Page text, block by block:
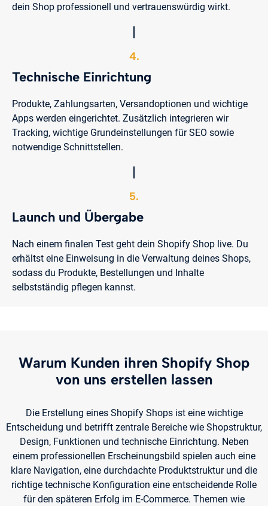
dein Shop professionell und vertrauenswürdig wirkt.
4.
Technische Einrichtung
Produkte, Zahlungsarten, Versandoptionen und wichtige
Apps werden eingerichtet. Zusätzlich integrieren wir
Tracking, wichtige Grundeinstellungen für SEO sowie
notwendige Schnittstellen.
5.
Launch und Übergabe
Nach einem finalen Test geht dein Shopify Shop live. Du
erhältst eine Einweisung in die Verwaltung deines Shops,
sodass du Produkte, Bestellungen und Inhalte
selbstständig pflegen kannst.
Warum Kunden ihren Shopify Shop
von uns erstellen lassen
Die Erstellung eines Shopify Shops ist eine wichtige
Entscheidung und betrifft zentrale Bereiche wie Shopstruktur,
Design, Funktionen und technische Einrichtung. Neben
einem professionellen Erscheinungsbild spielen auch eine
klare Navigation, eine durchdachte Produktstruktur und die
richtige technische Konfiguration eine entscheidende Rolle
für den späteren Erfolg im E-Commerce. Themen wie